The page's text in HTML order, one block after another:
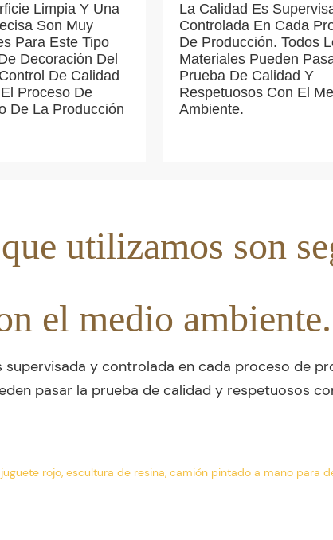
Limpia Y Una
Son Muy
Para Este Tipo
Decoración Del
De Calidad
Proceso De
De La Producción
La Calidad Es
Controlada En Cada
De Producción. Todos
Materiales Pueden
Prueba De Calidad Y
Respetuosos Con El
Ambiente.
utilizamos son
el medio ambiente.
supervisada y controlada en cada proceso de
pasar la prueba de calidad y respetuosos